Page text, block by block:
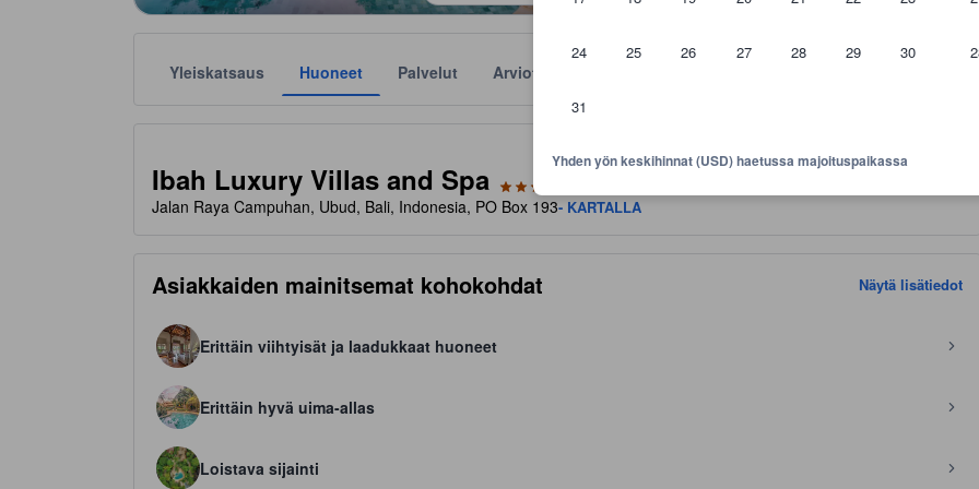
24 25 26 27 28 29 30
31
Yhden yön keskihinnat (USD) haetussa majoituspaikassa
Yleiskatsaus Huoneet Palvelut Arviot
Ibah Luxury Villas and Spa
Jalan Raya Campuhan, Ubud, Bali, Indonesia, PO Box 193- KARTALLA
Asiakkaiden mainitsemat kohokohdat Näytä lisätiedot
Erittäin viihtyisät ja laadukkaat huoneet
Erittäin hyvä uima-allas
Loistava sijainti